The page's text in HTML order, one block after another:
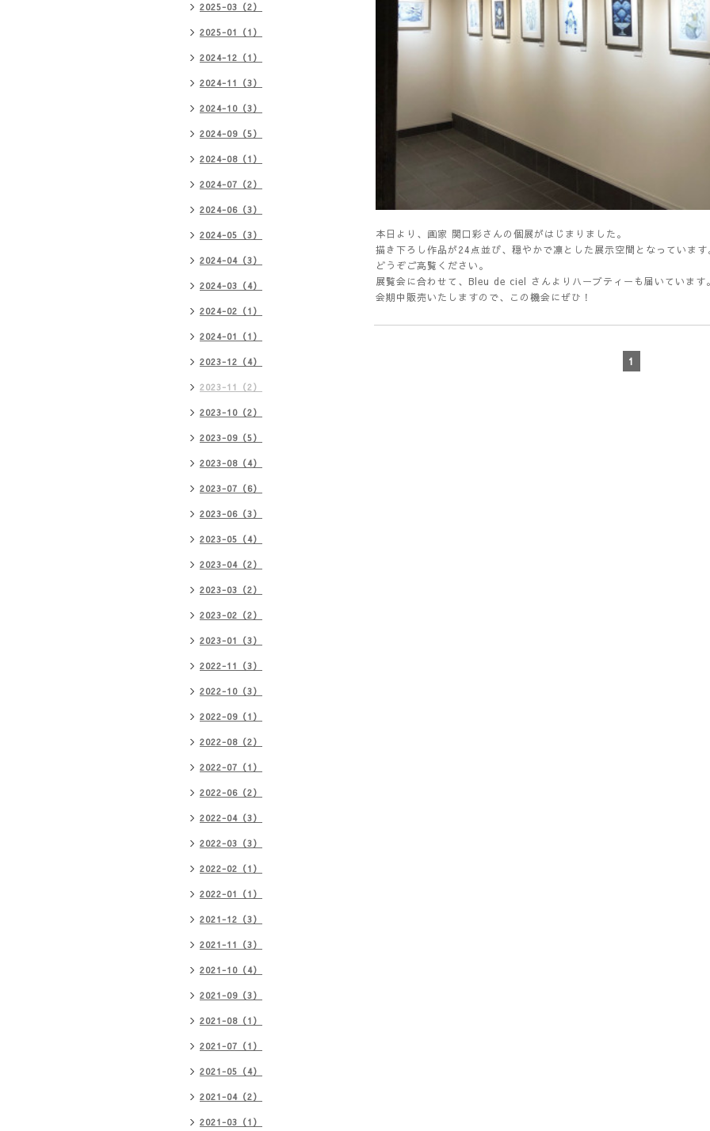
本日より、画家 関口彩さんの個展がはじまりました。
描き下ろし作品が24点並び、穏やかで凛とした展示空間となっています
どうぞご高覧ください。
展覧会に合わせて、Bleu de ciel さんよりハーブティーも届いています
会期中販売いたしますので、この機会にぜひ！
1
2025-03（2）
2025-01（1）
2024-12（1）
2024-11（3）
2024-10（3）
2024-09（5）
2024-08（1）
2024-07（2）
2024-06（3）
2024-05（3）
2024-04（3）
2024-03（4）
2024-02（1）
2024-01（1）
2023-12（4）
2023-11（2）
2023-10（2）
2023-09（5）
2023-08（4）
2023-07（6）
2023-06（3）
2023-05（4）
2023-04（2）
2023-03（2）
2023-02（2）
2023-01（3）
2022-11（3）
2022-10（3）
2022-09（1）
2022-08（2）
2022-07（1）
2022-06（2）
2022-04（3）
2022-03（3）
2022-02（1）
2022-01（1）
2021-12（3）
2021-11（3）
2021-10（4）
2021-09（3）
2021-08（1）
2021-07（1）
2021-05（4）
2021-04（2）
2021-03（1）